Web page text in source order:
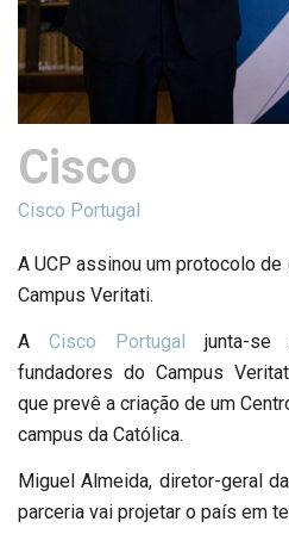
Cisco
Cisco Portugal
A UCP assinou um protocolo de
Campus Veritati.
A Cisco Portugal junta-
fundadores do Campus
que prevê a criação de um
campus da Católica.
Miguel Almeida, diretor-geral
parceria vai projetar o país em